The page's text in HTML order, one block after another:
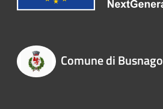
Comune di Busnago